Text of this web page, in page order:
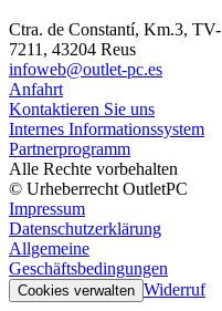
Ctra. de Constantí, Km.3, TV-
7211, 43204 Reus
infoweb@outlet-pc.es
Anfahrt
Kontaktieren Sie uns
Internes Informationssystem
Partnerprogramm
Alle Rechte vorbehalten
© Urheberrecht OutletPC
Impressum
Datenschutzerklärung
Allgemeine
Geschäftsbedingungen
Cookies verwalten Widerruf